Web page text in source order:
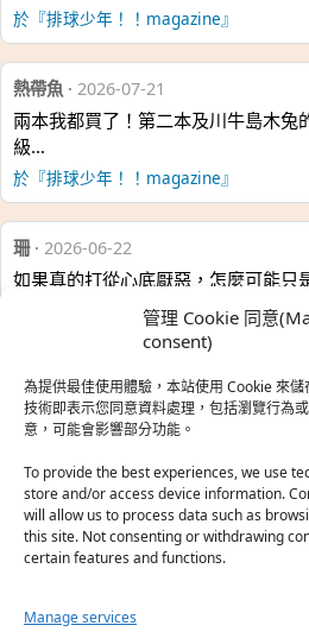
管理 Cookie 同意
consent)
為提供最佳使用體驗，本站使用 Cookie 來
技術即表示您同意資料處理，包括瀏覽行為
意，可能會影響部分功能。
To provide the best experiences, we use
store and/or access device information.
will allow us to process data such as
this site. Not consenting or withdrawing
certain features and functions.
Manage services
於『排球少年！！magazine』
熱帶魚 · 2026-07-21
兩本我都買了！第二本及川牛島木兔
級…
於『排球少年！！magazine』
珊· 2026-06-22
如果真的打從心底厭惡，怎麼可能只
熱帶魚·2026-06-22
之前看到網路上有人說灰二自私情勒
真…
於『強風吹拂』
珊·2026-06-18
第…